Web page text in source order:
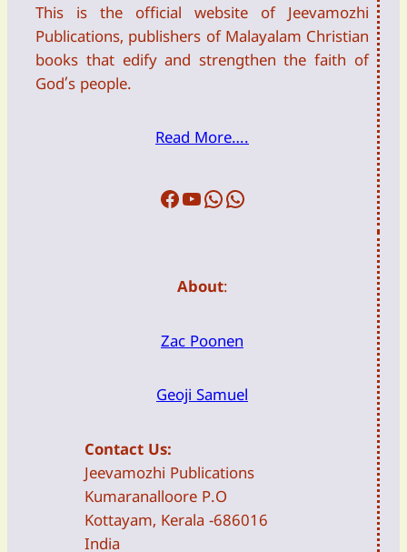
This is the official website of Jeevamozhi
Publications, publishers of Malayalam Christian
books that edify and strengthen the faith of
God’s people.
Read More….
Facebook Youtube WFTWDailyDevotion
About:
Zac Poonen
Geoji Samuel
Contact Us:
Jeevamozhi Publications
Kumaranalloore P.O
Kottayam, Kerala -686016
India